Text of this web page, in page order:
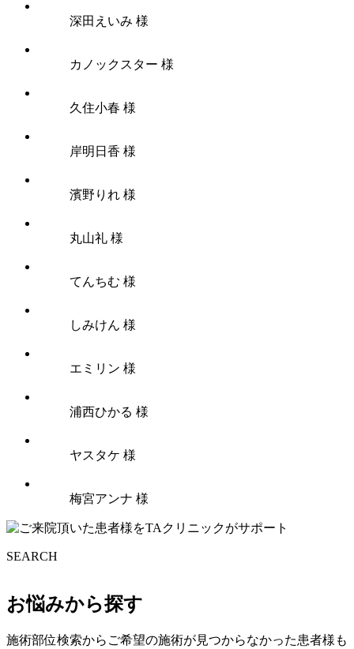
深田えいみ 様
カノックスター 様
久住小春 様
岸明日香 様
濱野りれ 様
丸山礼 様
てんちむ 様
しみけん 様
エミリン 様
浦西ひかる 様
ヤスタケ 様
梅宮アンナ 様
SEARCH
お悩みから探す
施術部位検索からご希望の施術が見つからなかった患者様も